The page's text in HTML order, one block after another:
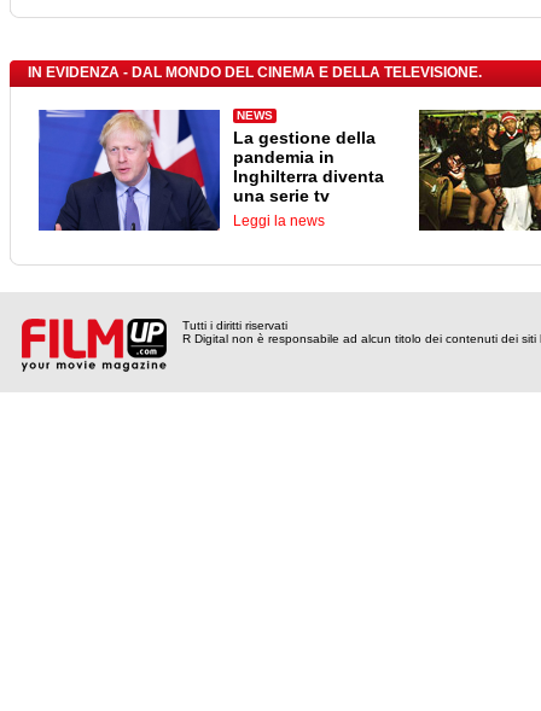
IN EVIDENZA - DAL MONDO DEL CINEMA E DELLA TELEVISIONE.
NEWS
La gestione della
pandemia in
Inghilterra diventa
una serie tv
Leggi la news
Tutti i diritti riservati
R Digital non è responsabile ad alcun titolo dei contenuti dei siti